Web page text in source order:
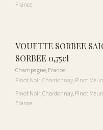
France.
VOUETTE SORBEE
SORBEE 0,75cl
Champagne,France
Pinot Noir, Chardonnay, Pinot
Pinot Noir, Chardonnay, Pinot
France.